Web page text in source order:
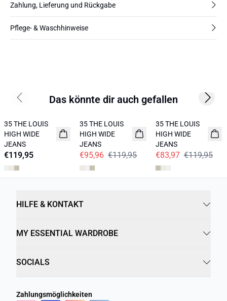
Zahlung, Lieferung und Rückgabe
Pflege- & Waschhinweise
Das könnte dir auch gefallen
35 THE LOUIS
HIGH WIDE
JEANS
€119,95
-20%
35 THE LOUIS
HIGH WIDE
JEANS
€95,96 €119,95
-30%
35 THE LOUIS
HIGH WIDE
JEANS
€83,97 €119,95
Previous slide Next
HILFE & KONTAKT
MY ESSENTIAL WARDROBE
SOCIALS
Zahlungsmöglichkeiten